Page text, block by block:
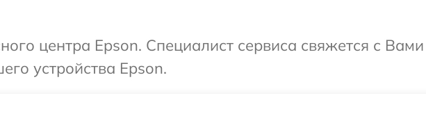
центра Epson. Специалист сервиса свяжется с
устройства Epson.